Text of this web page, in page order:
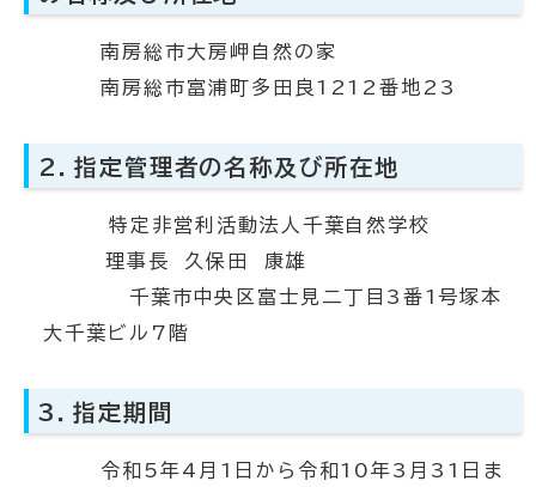
南房総市大房岬自然の家
南房総市富浦町多田良1212番地23
2．指定管理者の名称及び所在地
特定非営利活動法人千葉自然学校
理事長 久保田 康雄
千葉市中央区富士見二丁目3番1号塚本
大千葉ビル7階
3．指定期間
令和5年4月1日から令和10年3月31日ま